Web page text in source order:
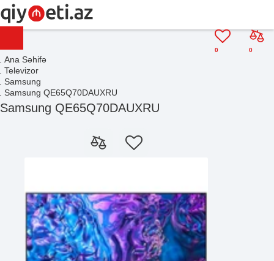
0
0
Ana Səhifə
Televizor
Samsung
Samsung QE65Q70DAUXRU
Samsung QE65Q70DAUXRU